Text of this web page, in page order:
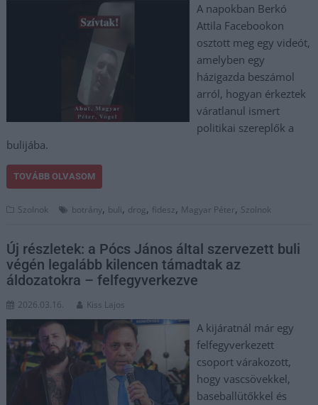
A napokban Berkó
Attila Facebookon
osztott meg egy videót,
amelyben egy
házigazda beszámol
arról, hogyan érkeztek
váratlanul ismert
politikai szereplők a
bulijába.
TOVÁBB OLVASOM
Szolnok botrány, buli, drog, fidesz, Magyar Péter, Szolnok
Új részletek: a Pócs János által szervezett buli
végén legalább kilencen támadtak az
áldozatokra – felfegyverkezve
2026.03.16. Kiss Lajos
A kijáratnál már egy
felfegyverkezett
csoport várakozott,
hogy vascsövekkel,
baseballütőkkel és